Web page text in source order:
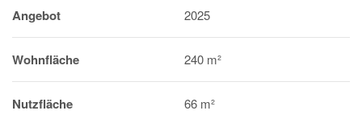
Angebot 2025
Wohnfläche 240 m²
Nutzfläche 66 m²